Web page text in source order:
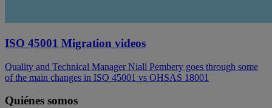
ISO 45001 Migration videos
Quality and Technical Manager Niall Pembery goes through some
of the main changes in ISO 45001 vs OHSAS 18001
Quiénes somos